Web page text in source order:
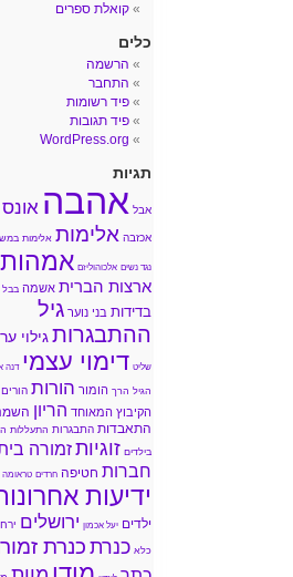
קואלת ספרים
כלים
הרשמה
התחבר
פיד רשומות
פיד תגובות
WordPress.org
תגיות
אבל אהבה אונס
אכזבה אלימות אלימות
נגד נשים אלכוהוליזם אמהות
ארצות הברית אשמה בבל
בדידות בני נוער גיל
ההתבגרות גילוי
שליט דימוי עצמי דנה
הגיל הרך הומור הורות הורים
הקיבוץ המאוחד הריון
התאבדות התבגרות התעללות
בילדים זוגיותזמורה
חברות חטיפה חרדים טראומה
ידיעות
ילדים יעל אכמון ירושלים
כלא כנרת כנרת